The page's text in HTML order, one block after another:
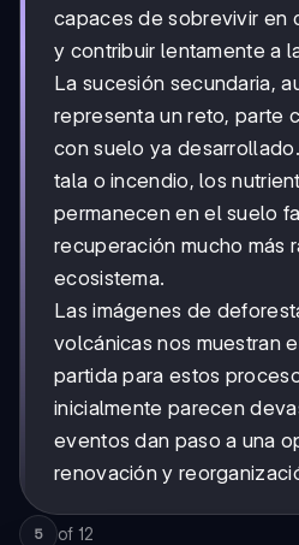
capaces de sobrevivir en
y contribuir lentamente a
La sucesión secundaria,
representa un reto, parte
con suelo ya
tala o incendio, los
permanecen en el suelo
recuperación mucho más
ecosistema.
Las imágenes de
volcánicas nos muestran
partida para estos
inicialmente parecen
eventos dan paso a una
renovación y
5 of 12